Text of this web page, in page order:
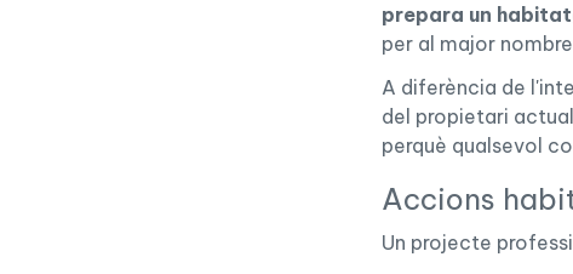
prepara un
per al major
A diferència de
del propietari
perquè qualsevol
Accions
Un projecte